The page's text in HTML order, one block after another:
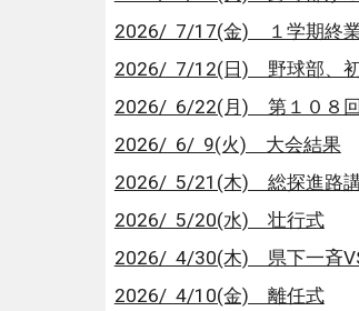
2026/ 7/17(金) １学期終
2026/ 7/12(日) 野球部、初
2026/ 6/22(月) 第１０８回
2026/ 6/ 9(火) 大会結果
2026/ 5/21(木) 総探進路
2026/ 5/20(水) 壮行式
2026/ 4/30(木) 県下一斉
2026/ 4/10(金) 離任式